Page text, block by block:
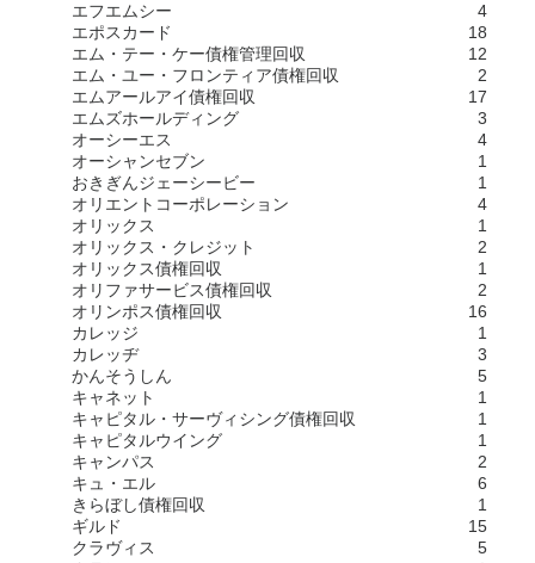
エフエムシー
4
エポスカード
18
エム・テー・ケー債権管理回収
12
エム・ユー・フロンティア債権回収
2
エムアールアイ債権回収
17
エムズホールディング
3
オーシーエス
4
オーシャンセブン
1
おきぎんジェーシービー
1
オリエントコーポレーション
4
オリックス
1
オリックス・クレジット
2
オリックス債権回収
1
オリファサービス債権回収
2
オリンポス債権回収
16
カレッジ
1
カレッヂ
3
かんそうしん
5
キャネット
1
キャピタル・サーヴィシング債権回収
1
キャピタルウイング
1
キャンパス
2
キュ・エル
6
きらぼし債権回収
1
ギルド
15
クラヴィス
5